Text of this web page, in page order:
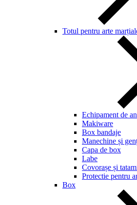
Totul pentru arte
Echipament de
Makiware
Box bandaje
Manechine și
Capa de box
Labe
Covorașe și
Protectie pentru
Box